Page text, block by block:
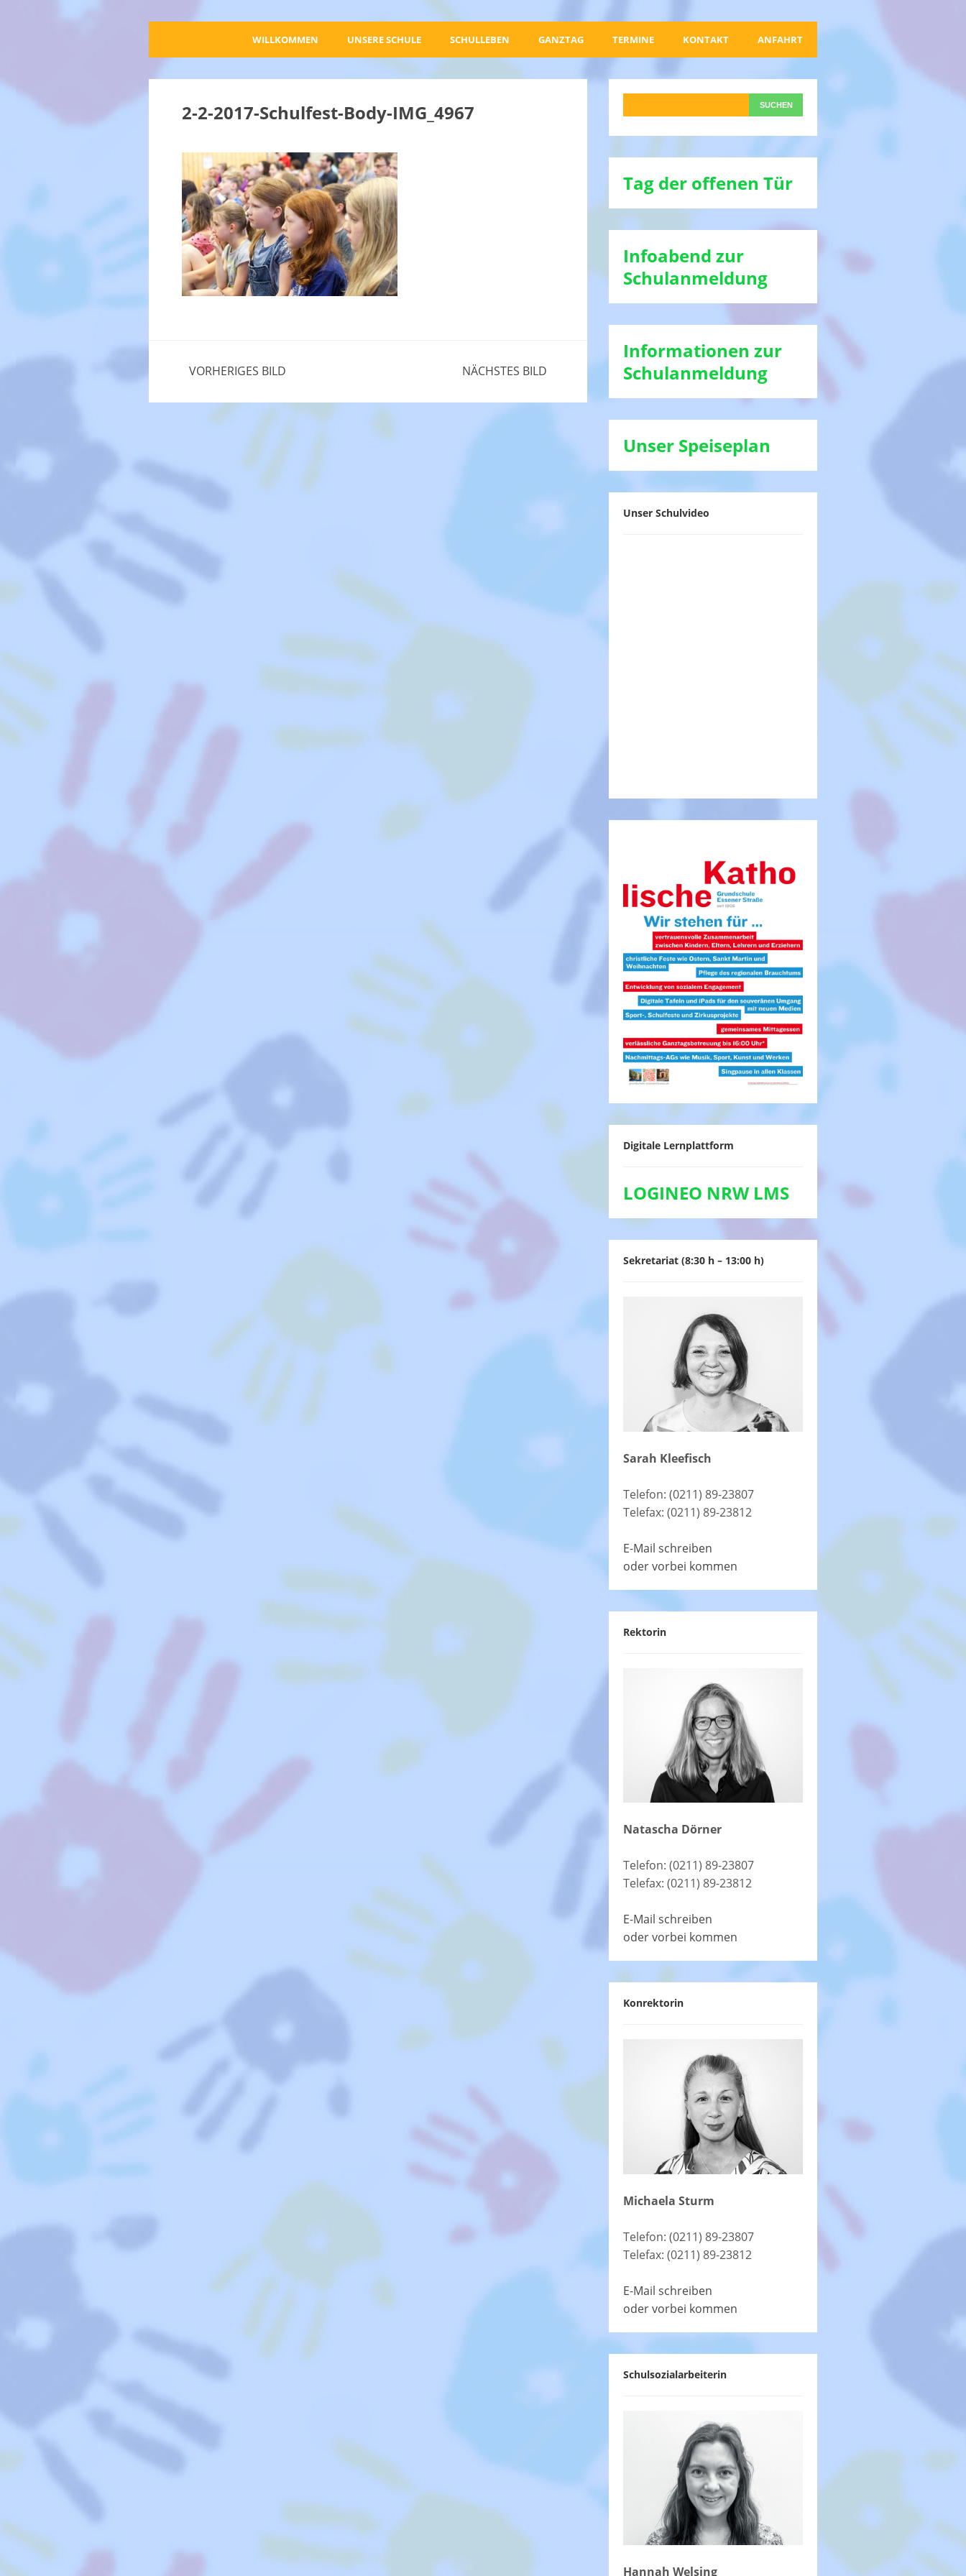
WILLKOMMEN UNSERE SCHULE SCHULLEBEN GANZTAG TERMINE KONTAKT ANFAHRT
2-2-2017-Schulfest-Body-IMG_4967
VORHERIGES BILD NÄCHSTES BILD
Tag der offenen Tür
Infoabend zur
Schulanmeldung
Informationen zur
Schulanmeldung
Unser Speiseplan
Unser Schulvideo
Digitale Lernplattform
LOGINEO NRW LMS
Sekretariat (8:30 h – 13:00 h)
Sarah Kleefisch
Telefon: (0211) 89-23807
Telefax: (0211) 89-23812
E-Mail schreiben
oder vorbei kommen
Rektorin
Natascha Dörner
Telefon: (0211) 89-23807
Telefax: (0211) 89-23812
E-Mail schreiben
oder vorbei kommen
Konrektorin
Michaela Sturm
Telefon: (0211) 89-23807
Telefax: (0211) 89-23812
E-Mail schreiben
oder vorbei kommen
Schulsozialarbeiterin
Hannah Welsing